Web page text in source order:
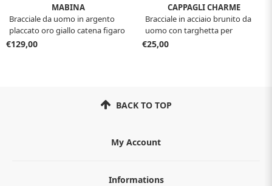
MABINA
Bracciale da uomo in argento
placcato oro giallo catena figaro
534159
€129,00
CAPPAGLI CHARME
Bracciale in acciaio brunito da
uomo con targhetta per
incisione
€25,00
BACK TO TOP
My Account
Informations